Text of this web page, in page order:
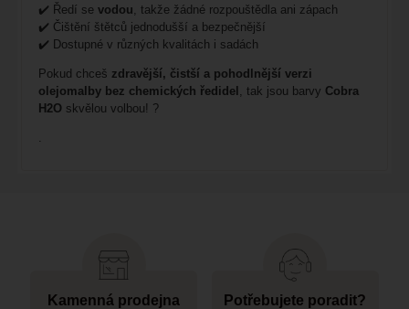
✔️ Ředí se vodou , takže žádné rozpouštědla ani zápach
✔️ Čištění štětců jednodušší a bezpečnější
✔️ Dostupné v různých kvalitách i sadách
Pokud chceš zdravější, čistší a pohodlnější verzi
olejomalby bez chemických ředidel
, tak jsou barvy Cobra
H2O skvělou volbou! ?
Kamenná prodejna Potřebujete poradit?